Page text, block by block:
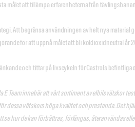
målet att tillämpa erfarenheterna från
Att begränsa användningen av helt nya
för att uppnå målet att bli koldioxidneutral år
och tittar på livscykeln för Castrols
E Team innebär att vårt sortiment av elbilsvätskor
dessa vätskors höga kvalitet och prestanda. Det
se hur de kan förbättras, förlängas, återanvändas